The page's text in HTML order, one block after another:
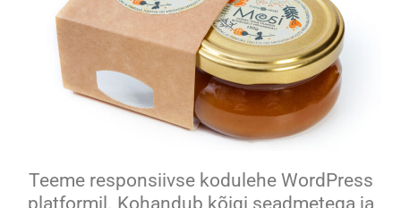
Teeme responsiivse kodulehe WordPress
platformil. Kohandub kõigi seadmetega ja